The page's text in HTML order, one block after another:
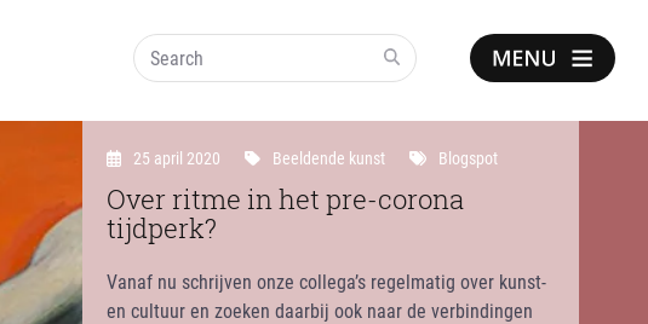
Show
notice
Search
25 april 2020 Beeldende kunst Blogspot
Over ritme in het pre-corona
tijdperk?
Vanaf nu schrijven onze collega’s regelmatig over kunst-
en cultuur en zoeken daarbij ook naar de verbindingen